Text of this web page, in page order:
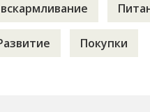
Покупки